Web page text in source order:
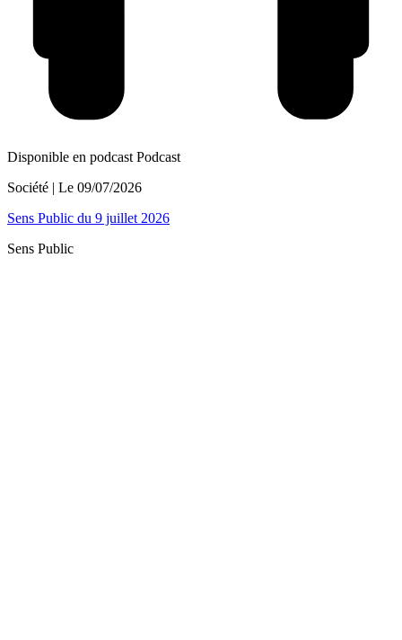
Disponible en podcast Podcast
Société | Le 09/07/2026
Sens Public du 9 juillet 2026
Sens Public